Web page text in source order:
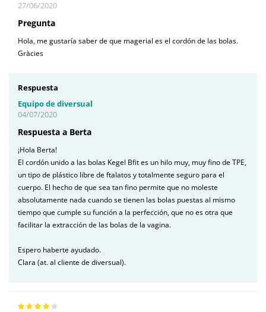
27/06/2020
Pregunta
Hola, me gustaría saber de que magerial es el cordón de las bolas.
Gràcies
Respuesta
Equipo de diversual
04/07/2020
Respuesta a Berta
¡Hola Berta!
El cordón unido a las bolas Kegel Bfit es un hilo muy, muy fino de TPE,
un tipo de plástico libre de ftalatos y totalmente seguro para el
cuerpo. El hecho de que sea tan fino permite que no moleste
absolutamente nada cuando se tienen las bolas puestas al mismo
tiempo que cumple su función a la perfección, que no es otra que
facilitar la extracción de las bolas de la vagina.
Espero haberte ayudado.
Clara (at. al cliente de diversual).